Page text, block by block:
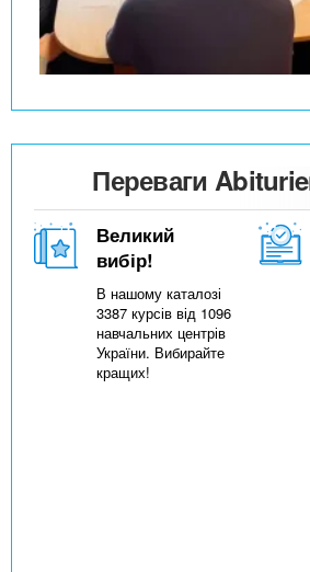
Переваги
Великий
вибір!
В нашому каталозі
3387 курсів від 1096
навчальних центрів
України. Вибирайте
кращих!